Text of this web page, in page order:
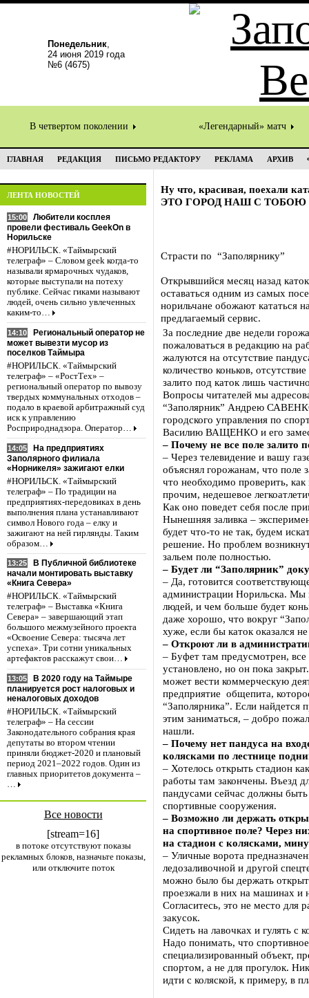
Понедельник,
24 июня 2019 года
№6 (4675)
В четвертом поколении «Легендарный» матч
ГЛАВНАЯ РЕДАКЦИЯ ПИСЬМО РЕДАКТОРУ РЕКЛАМА АРХИВ
ЛЕНТА НОВОСТЕЙ
15:00
Любители косплея
провели фестиваль GeekOn в
Норильске
#НОРИЛЬСК. «Таймырский
телеграф» – Словом geek когда-то
называли ярмарочных чудаков,
которые выступали на потеху
публике. Сейчас гиками называют
людей, очень сильно увлеченных
каким-то…
14:10
Региональный оператор не
может вывезти мусор из
поселков Таймыра
#НОРИЛЬСК. «Таймырский
телеграф» – «РостТех» –
региональный оператор по вывозу
твердых коммунальных отходов –
подало в краевой арбитражный суд
иск к управлению
Росприроднадзора. Оператор…
14:05
На предприятиях
Заполярного филиала
«Норникеля» зажигают елки
#НОРИЛЬСК. «Таймырский
телеграф» – По традиции на
предприятиях-передовиках в день
выполнения плана устанавливают
символ Нового года – елку и
зажигают на ней гирлянды. Таким
образом…
13:25
В Публичной библиотеке
начали монтировать выставку
«Книга Севера»
#НОРИЛЬСК. «Таймырский
телеграф» – Выставка «Книга
Севера» – завершающий этап
большого межмузейного проекта
«Освоение Севера: тысяча лет
успеха». Три сотни уникальных
артефактов расскажут свои…
13:05
В 2020 году на Таймыре
планируется рост налоговых и
неналоговых доходов
#НОРИЛЬСК. «Таймырский
телеграф» – На сессии
Законодательного собрания края
депутаты во втором чтении
приняли бюджет-2020 и плановый
период 2021–2022 годов. Один из
главных приоритетов документа –
…
Все новости
[stream=16]
в потоке отсутствуют показы
рекламных блоков, назначьте показы,
или отключите поток
Ну что, красивая, поехали
ЭТО ГОРОД НАШ С ТОБОЮ
Страсти по “Заполярнику”
Открывшийся месяц назад
оставаться одним из самых
норильчане обожают кататься
предлагаемый сервис.
За последние две недели
пожаловаться в редакцию на
жалуются на отсутствие
количество коньков,
залито под каток лишь
Вопросы читателей мы
“Заполярник” Андрею
городского управления по
Василию ВАЩЕНКО и его
– Почему не все поле залито
– Через телевидение и вашу
объяснял горожанам, что поле
что необходимо проверить,
прочим, недешевое
Как оно поведет себя после
Нынешняя заливка –
будет что-то не так, будем
решение. Но проблем
зальем поле полностью.
– Будет ли “Заполярник”
– Да, готовится
администрации Норильска.
людей, и чем больше будет
даже хорошо, что вокруг
хуже, если бы каток оказался
– Откроют ли в
– Буфет там предусмотрен,
установлено, но он пока
может вести коммерческую
предприятие общепита,
“Заполярника”. Если найдется
этим заниматься, – добро
нашли.
– Почему нет пандуса на
колясками по лестнице
– Хотелось открыть стадион
работы там закончены. Въезд
пандусами сейчас должны
спортивные сооружения.
– Возможно ли держать
на спортивное поле? Через
на стадион с колясками,
– Уличные ворота
ледозаливочной и другой
можно было бы держать
проезжали в них на машинах и
Согласитесь, это не место для
закусок.
Сидеть на лавочках и гулять с
Надо понимать, что
специализированный объект,
спортом, а не для прогулок.
идти с коляской, к примеру, в